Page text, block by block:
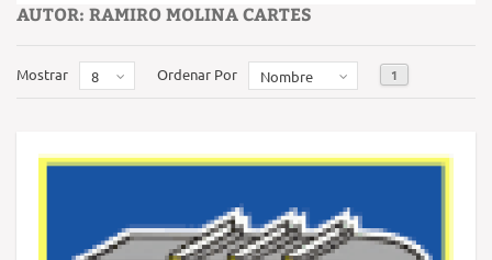
AUTOR: RAMIRO MOLINA CARTES
Mostrar 8 Ordenar Por Nombre 1